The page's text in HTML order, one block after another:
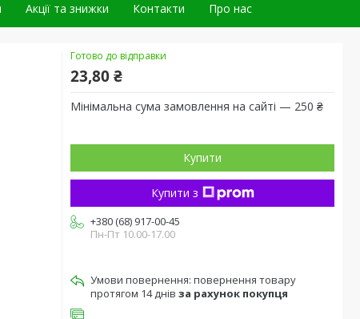
Акції та знижки Контакти Про нас
Готово до відправки
23,80 ₴
Мінімальна сума замовлення на сайті — 250 ₴
Купити
Купити з
+380 (68) 917-00-45
Пн-Пт 10.00-17.00
повернення товару
протягом 14 днів за рахунок покупця